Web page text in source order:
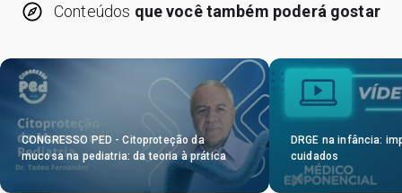
Conteúdos que você também poderá gostar
CONGRESSO PED - Citoproteção da
mucosa na pediatria: da teoria à prática
DRGE na infância:
cuidados